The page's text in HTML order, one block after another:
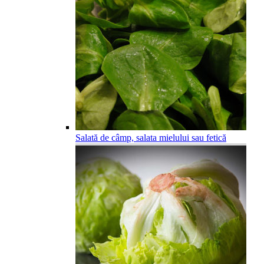
Salată de câmp, salata mielului sau fetică